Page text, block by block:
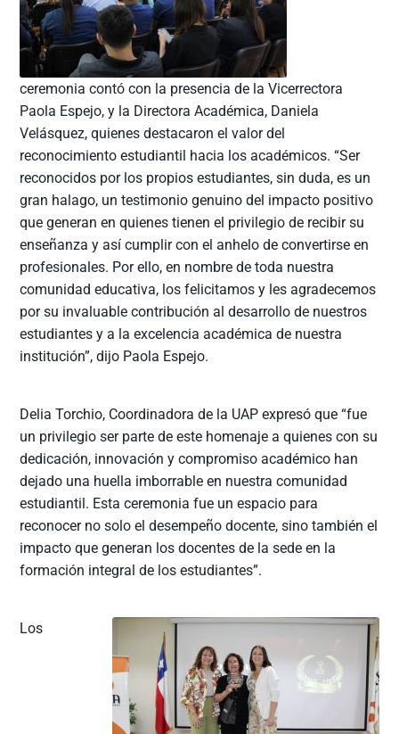
ceremonia contó con la presencia de la Vicerrectora
Paola Espejo, y la Directora Académica, Daniela
Velásquez, quienes destacaron el valor del
reconocimiento estudiantil hacia los académicos. “Ser
reconocidos por los propios estudiantes, sin duda, es un
gran halago, un testimonio genuino del impacto positivo
que generan en quienes tienen el privilegio de recibir su
enseñanza y así cumplir con el anhelo de convertirse en
profesionales. Por ello, en nombre de toda nuestra
comunidad educativa, los felicitamos y les agradecemos
por su invaluable contribución al desarrollo de nuestros
estudiantes y a la excelencia académica de nuestra
institución”, dijo Paola Espejo.
Delia Torchio, Coordinadora de la UAP expresó que “fue
un privilegio ser parte de este homenaje a quienes con su
dedicación, innovación y compromiso académico han
dejado una huella imborrable en nuestra comunidad
estudiantil. Esta ceremonia fue un espacio para
reconocer no solo el desempeño docente, sino también el
impacto que generan los docentes de la sede en la
formación integral de los estudiantes”.
Los